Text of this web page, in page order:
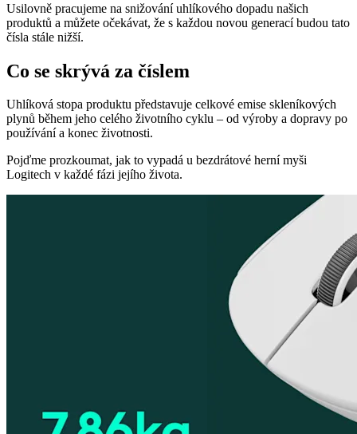
Usilovně pracujeme na snižování uhlíkového dopadu našich
produktů a můžete očekávat, že s každou novou generací budou tato
čísla stále nižší.
Co se skrývá za číslem
Uhlíková stopa produktu představuje celkové emise skleníkových
plynů během jeho celého životního cyklu – od výroby a dopravy po
používání a konec životnosti.
Pojďme prozkoumat, jak to vypadá u bezdrátové herní myši
Logitech v každé fázi jejího života.